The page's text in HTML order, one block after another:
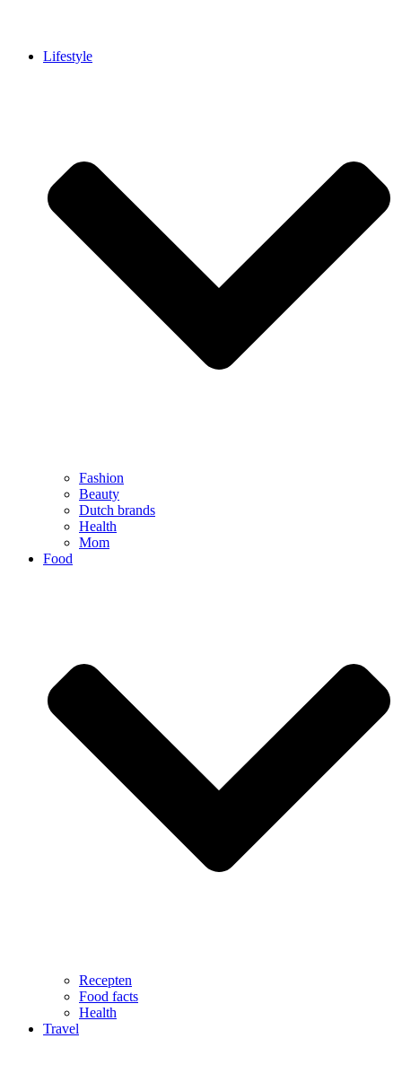
Lifestyle
Fashion
Beauty
Dutch brands
Health
Mom
Food
Recepten
Food facts
Health
Travel